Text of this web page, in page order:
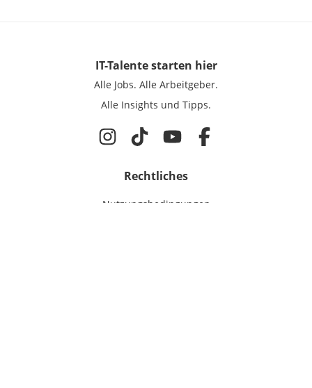
IT-Talentestarten hier
Alle Jobs. Alle Arbeitgeber.
Alle Insights und Tipps.
Rechtliches
Nutzungsbedingungen